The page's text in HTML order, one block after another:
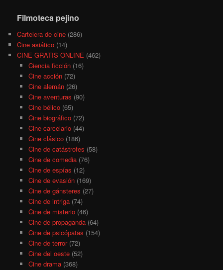
Filmoteca pejino
Cartelera de cine (286)
Cine asiático (14)
CINE GRATIS ONLINE (462)
Ciencia ficción(16)
Cine acción(72)
Cine alemán(26)
Cine aventuras (90)
Cine bélico(65)
Cine biográfico(72)
Cine carcelario(44)
Cine clásico(186)
Cine de catástrofes (58)
Cine de comedia(76)
Cine de espías (12)
Cine de evasión(169)
Cine de gánsteres (27)
Cine de intriga(74)
Cine de misterio(46)
Cine de propaganda(64)
Cine de psicópatas (154)
Cine de terror(72)
Cine del oeste(52)
Cine drama(368)